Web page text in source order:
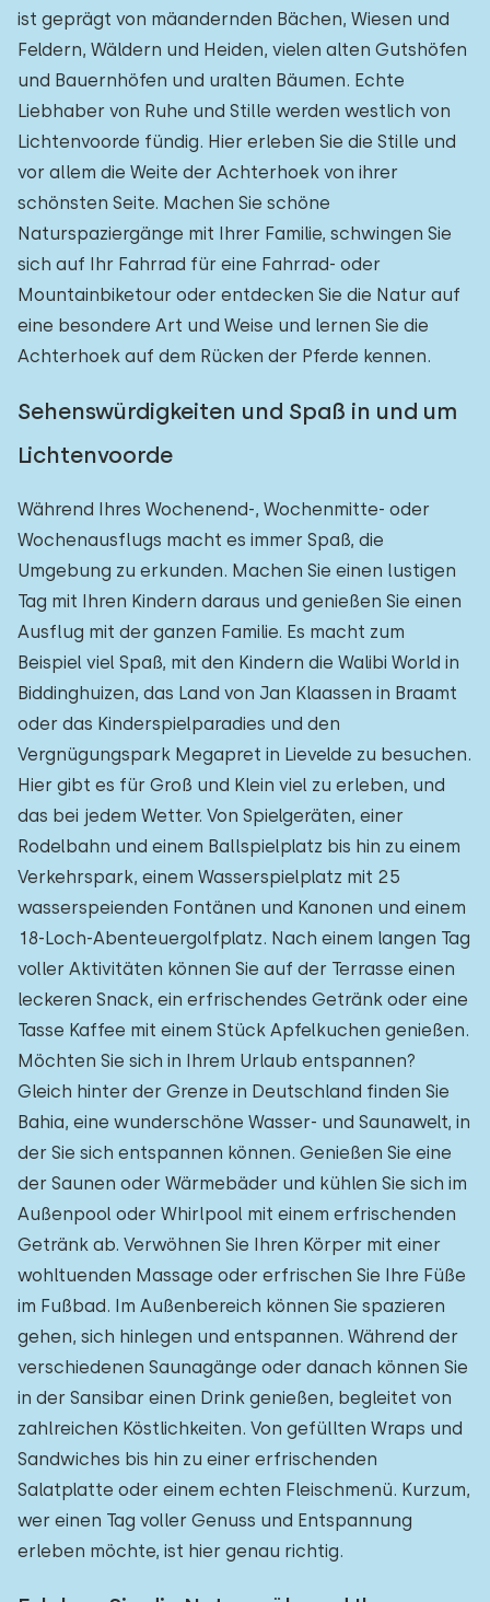
ist geprägt von mäandernden Bächen, Wiesen und
Feldern, Wäldern und Heiden, vielen alten Gutshöfen
und Bauernhöfen und uralten Bäumen. Echte
Liebhaber von Ruhe und Stille werden westlich von
Lichtenvoorde fündig. Hier erleben Sie die Stille und
vor allem die Weite der Achterhoek von ihrer
schönsten Seite. Machen Sie schöne
Naturspaziergänge mit Ihrer Familie, schwingen Sie
sich auf Ihr Fahrrad für eine Fahrrad- oder
Mountainbiketour oder entdecken Sie die Natur auf
eine besondere Art und Weise und lernen Sie die
Achterhoek auf dem Rücken der Pferde kennen.
Sehenswürdigkeiten und Spaß in und um
Lichtenvoorde
Während Ihres Wochenend-, Wochenmitte- oder
Wochenausflugs macht es immer Spaß, die
Umgebung zu erkunden. Machen Sie einen lustigen
Tag mit Ihren Kindern daraus und genießen Sie einen
Ausflug mit der ganzen Familie. Es macht zum
Beispiel viel Spaß, mit den Kindern die Walibi World in
Biddinghuizen, das Land von Jan Klaassen in Braamt
oder das Kinderspielparadies und den
Vergnügungspark Megapret in Lievelde zu besuchen.
Hier gibt es für Groß und Klein viel zu erleben, und
das bei jedem Wetter. Von Spielgeräten, einer
Rodelbahn und einem Ballspielplatz bis hin zu einem
Verkehrspark, einem Wasserspielplatz mit 25
wasserspeienden Fontänen und Kanonen und einem
18-Loch-Abenteuergolfplatz. Nach einem langen Tag
voller Aktivitäten können Sie auf der Terrasse einen
leckeren Snack, ein erfrischendes Getränk oder eine
Tasse Kaffee mit einem Stück Apfelkuchen genießen.
Möchten Sie sich in Ihrem Urlaub entspannen?
Gleich hinter der Grenze in Deutschland finden Sie
Bahia, eine wunderschöne Wasser- und Saunawelt, in
der Sie sich entspannen können. Genießen Sie eine
der Saunen oder Wärmebäder und kühlen Sie sich im
Außenpool oder Whirlpool mit einem erfrischenden
Getränk ab. Verwöhnen Sie Ihren Körper mit einer
wohltuenden Massage oder erfrischen Sie Ihre Füße
im Fußbad. Im Außenbereich können Sie spazieren
gehen, sich hinlegen und entspannen. Während der
verschiedenen Saunagänge oder danach können Sie
in der Sansibar einen Drink genießen, begleitet von
zahlreichen Köstlichkeiten. Von gefüllten Wraps und
Sandwiches bis hin zu einer erfrischenden
Salatplatte oder einem echten Fleischmenü. Kurzum,
wer einen Tag voller Genuss und Entspannung
erleben möchte, ist hier genau richtig.